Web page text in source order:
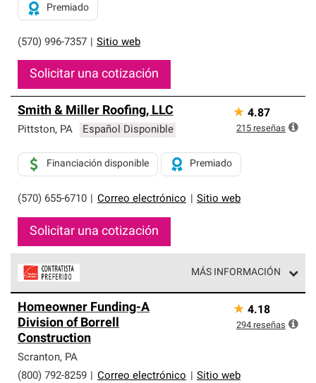
(570) 996-7357 Sitio web
Premiado
Solicitar una cotización
Smith & Miller Roofing, LLC
Pittston, PA Español Disponible
(570) 655-6710 Correo electrónico Sitio web
Financiación disponible Premiado
Solicitar una cotización
★ 4.87
215 reseñas
MÁS INFORMACIÓN
parte de una red exclusiva de profesionales de techos
que cumplen con altos estándares y requisitos estrictos
de profesionalismo y confiabilidad.
Homeowner Funding-A
Division of Borrell
Construction
Scranton, PA
(800) 792-8259
Correo electrónico Sitio web
★ 4.18
294 reseñas